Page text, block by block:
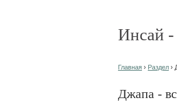
Инсай -
Главная › Раздел ›
Джапа -